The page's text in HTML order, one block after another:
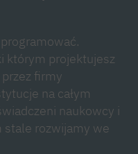
którym projektujesz
firmy
na całym
naukowcy i
stale rozwijamy we